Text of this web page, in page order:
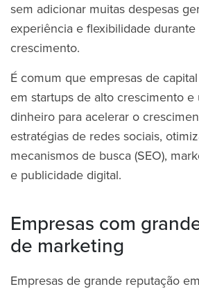
sem adicionar muitas despesas
experiência e flexibilidade
crescimento.
É comum que empresas de
em startups de alto crescimento
dinheiro para acelerar o
estratégias de redes sociais,
mecanismos de busca (SEO),
e publicidade digital.
Empresas com
de marketing
Empresas de grande reputação